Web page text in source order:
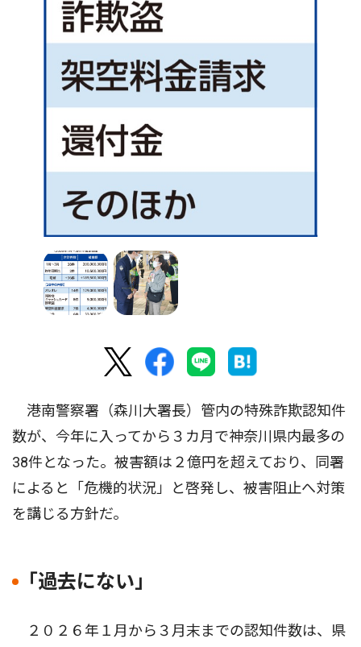
港南警察署（森川大署長）管内の特殊詐欺認知件
数が、今年に入ってから３カ月で神奈川県内最多の
38件となった。被害額は２億円を超えており、同署
によると「危機的状況」と啓発し、被害阻止へ対策
を講じる方針だ。
｢過去にない｣
２０２６年１月から３月末までの認知件数は、県